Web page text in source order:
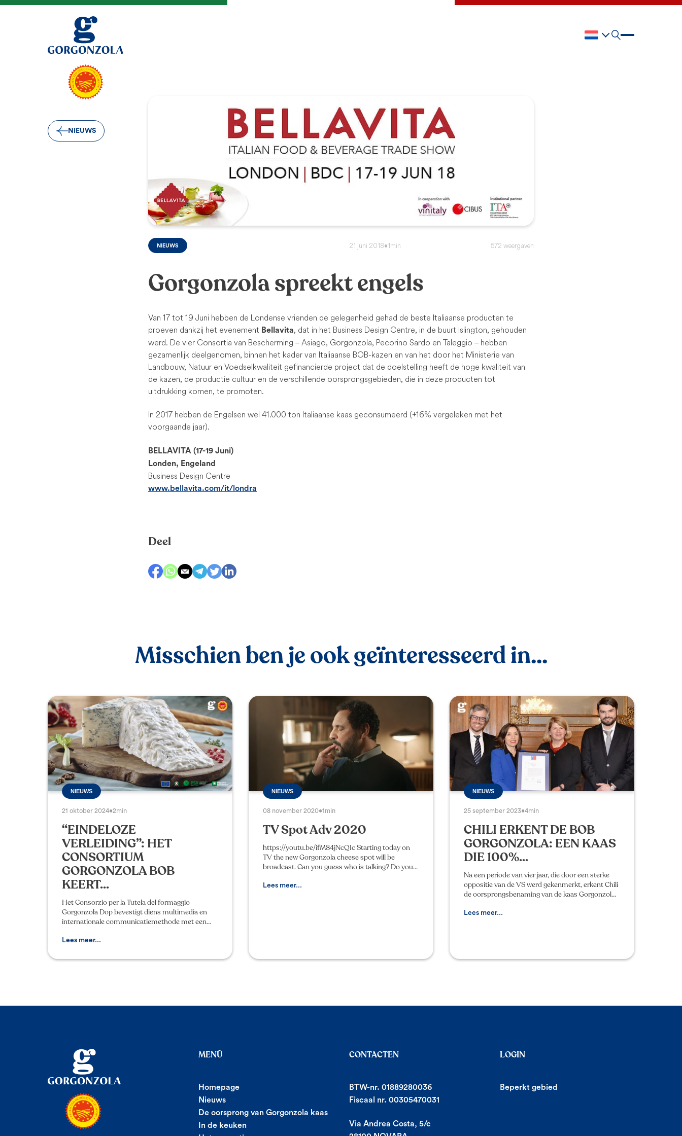
NIEUWS
NIEUWS 21 juni 2018•1min 572 weergaven
Gorgonzola spreekt engels
Van 17 tot 19 Juni hebben de Londense vrienden de gelegenheid gehad de beste Italiaanse producten te
proeven dankzij het evenement Bellavita, dat in het Business Design Centre, in de buurt Islington, gehouden
werd. De vier Consortia van Bescherming – Asiago, Gorgonzola, Pecorino Sardo en Taleggio – hebben
gezamenlijk deelgenomen, binnen het kader van Italiaanse BOB-kazen en van het door het Ministerie van
Landbouw, Natuur en Voedselkwaliteit gefinancierde project dat de doelstelling heeft de hoge kwaliteit van
de kazen, de productie cultuur en de verschillende oorsprongsgebieden, die in deze producten tot
uitdrukking komen, te promoten.
In 2017 hebben de Engelsen wel 41.000 ton Italiaanse kaas geconsumeerd (+16% vergeleken met het
voorgaande jaar).
BELLAVITA (17-19 Juni)
Londen, Engeland
Business Design Centre
www.bellavita.com/it/londra
Deel
Misschien ben je ook geïnteresseerd in...
NIEUWS
21 oktober 2024•2min
“EINDELOZE
VERLEIDING”: HET
CONSORTIUM
GORGONZOLA BOB
KEERT...
Het Consorzio per la Tutela del formaggio
Gorgonzola Dop bevestigt diens multimedia en
internationale communicatiemethode met een
online, die de aandacht
Lees meer...
NIEUWS
08 november 2020•1min
TV Spot Adv 2020
https://youtu.be/ifM84jNcQIc Starting today on
TV the new Gorgonzola cheese spot will be
broadcast. Can you guess who is talking? Do you
or on a
Lees meer...
NIEUWS
25 september 2023•4min
CHILI ERKENT DE BOB
GORGONZOLA: EEN KAAS
DIE 100%...
Na een periode van vier jaar, die door een sterke
oppositie van de VS werd gekenmerkt, erkent Chili
de oorsprongsbenaming van de kaas Gorgonzola
Italiaans
Lees meer...
MENÙ
Homepage
Nieuws
De oorsprong van Gorgonzola kaas
In de keuken
CONTACTEN
BTW-nr. 01889280036
Fiscaal nr. 00305470031
Via Andrea Costa, 5/c
LOGIN
Beperkt gebied